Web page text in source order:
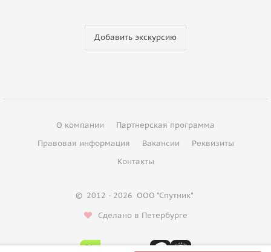
Добавить экскурсию
О компании
Партнерская программа
Правовая информация
Вакансии
Реквизиты
Контакты
© 2012 - 2026 ООО "Спутник"
Сделано в Петербурге